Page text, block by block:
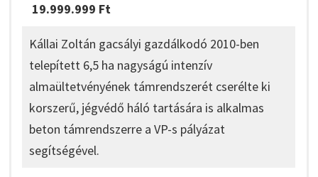
19.999.999 Ft
Kállai Zoltán gacsályi gazdálkodó 2010-ben
telepített 6,5 ha nagyságú intenzív
almaültetvényének támrendszerét cserélte ki
korszerű, jégvédő háló tartására is alkalmas
beton támrendszerre a VP-s pályázat
segítségével.